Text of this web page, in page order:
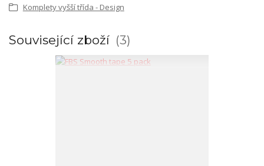
Komplety vyšší třída - Design
Související zboží 3